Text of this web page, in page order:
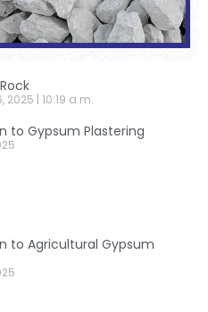
2025 10:19 a.m.
to Gypsum Plastering
to Agricultural Gypsum